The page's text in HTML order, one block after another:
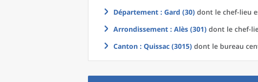
Département : Gard (30) dont le chef-lieu
Arrondissement : Alès (301) dont le chef-
Canton : Quissac (3015) dont le bureau